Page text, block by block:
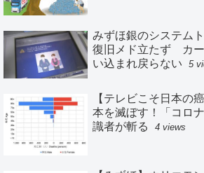
みずほ銀のシステム
復旧メド立たず カ
い込まれ戻らない
5
【テレビこそ日本の
本を滅ぼす！「コロ
識者が斬る
4 views